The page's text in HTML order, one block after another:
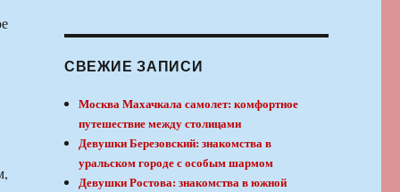
СВЕЖИЕ ЗАПИСИ
Москва Махачкала самолет: комфортное
путешествие между столицами
Девушки Березовский: знакомства в
уральском городе с особым шармом
Девушки Ростова: знакомства в южной